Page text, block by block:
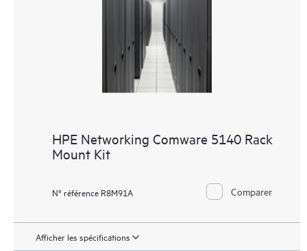
HPE Networking Comware 5140 Rack
Mount Kit
N° référence R8M91A Comparer
Afficher les spécifications